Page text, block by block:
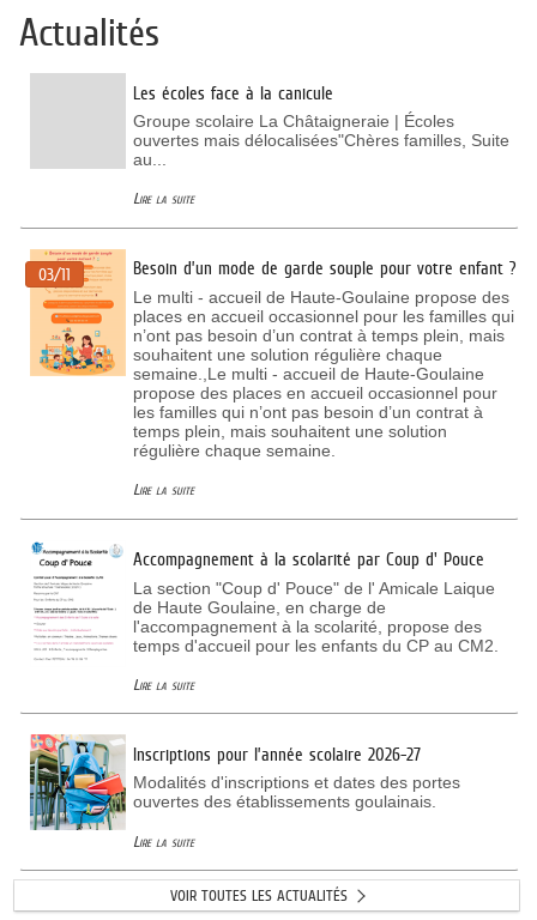
Actualités
Les écoles face à la canicule
Groupe scolaire La Châtaigneraie | Écoles
ouvertes mais délocalisées"Chères familles, Suite
au...
Lire la suite
03/11 Besoin d’un mode de garde souple pour votre enfant ?
Le multi - accueil de Haute-Goulaine propose des
places en accueil occasionnel pour les familles qui
n’ont pas besoin d’un contrat à temps plein, mais
souhaitent une solution régulière chaque
semaine.,Le multi - accueil de Haute-Goulaine
propose des places en accueil occasionnel pour
les familles qui n’ont pas besoin d’un contrat à
temps plein, mais souhaitent une solution
régulière chaque semaine.
Lire la suite
Accompagnement à la scolarité par Coup d' Pouce
La section "Coup d' Pouce" de l' Amicale Laique
de Haute Goulaine, en charge de
l'accompagnement à la scolarité, propose des
temps d'accueil pour les enfants du CP au CM2.
Lire la suite
Inscriptions pour l’année scolaire 2026-27
Modalités d'inscriptions et dates des portes
ouvertes des établissements goulainais.
Lire la suite
VOIR TOUTES LES ACTUALITÉS